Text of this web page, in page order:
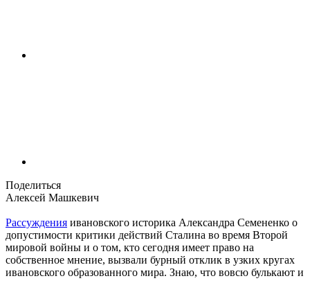
Поделиться
Алексей Машкевич
Рассуждения ивановского историка Александра Семененко о
допустимости критики действий Сталина во время Второй
мировой войны и о том, кто сегодня имеет право на
собственное мнение, вызвали бурный отклик в узких кругах
ивановского образованного мира. Знаю, что вовсю булькают и